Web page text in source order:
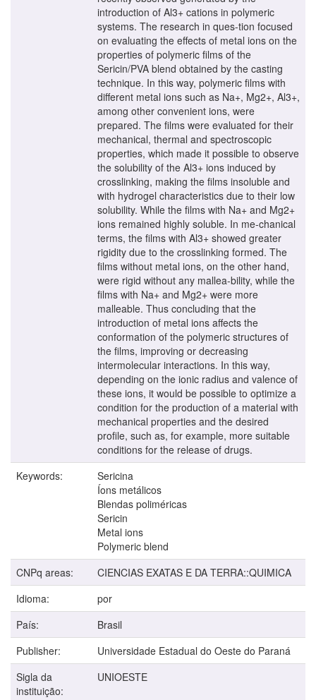
introduction of Al3+ cations in polymeric
systems. The research in ques-tion focused
on evaluating the effects of metal ions on the
properties of polymeric films of the
Sericin/PVA blend obtained by the casting
technique. In this way, polymeric films with
different metal ions such as Na+, Mg2+, Al3+,
among other convenient ions, were
prepared. The films were evaluated for their
mechanical, thermal and spectroscopic
properties, which made it possible to observe
the solubility of the Al3+ ions induced by
crosslinking, making the films insoluble and
with hydrogel characteristics due to their low
solubility. While the films with Na+ and Mg2+
ions remained highly soluble. In me-chanical
terms, the films with Al3+ showed greater
rigidity due to the crosslinking formed. The
films without metal ions, on the other hand,
were rigid without any mallea-bility, while the
films with Na+ and Mg2+ were more
malleable. Thus concluding that the
introduction of metal ions affects the
conformation of the polymeric structures of
the films, improving or decreasing
intermolecular interactions. In this way,
depending on the ionic radius and valence of
these ions, it would be possible to optimize a
condition for the production of a material with
mechanical properties and the desired
profile, such as, for example, more suitable
conditions for the release of drugs.
Keywords:
Sericina
Íons metálicos
Blendas poliméricas
Sericin
Metal ions
Polymeric blend
CNPq areas:
CIENCIAS EXATAS E DA TERRA::QUIMICA
Idioma:
por
País:
Brasil
Publisher:
Universidade Estadual do Oeste do Paraná
Sigla da
instituição:
UNIOESTE